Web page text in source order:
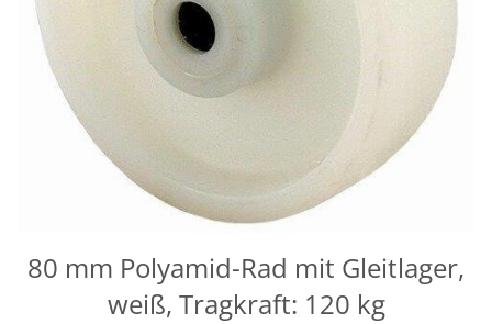
80 mm Polyamid-Rad mit Gleitlager,
weiß, Tragkraft: 120 kg